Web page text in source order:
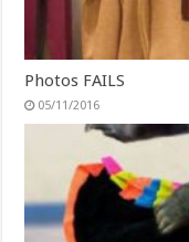
Photos FAILS
05/11/2016